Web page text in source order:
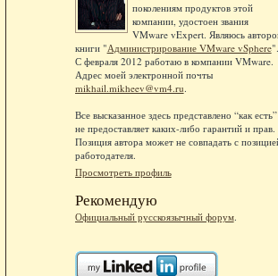
поколениям продуктов этой
компании, удостоен звания
VMware vExpert. Являюсь
книги "Администрирование VMware vSphere".
С февраля 2012 работаю в компании VMware.
Адрес моей электронной почты
mikhail.mikheev@vm4.ru.
Все высказанное здесь представлено “как
не предоставляет каких-либо гарантий и прав.
Позиция автора может не совпадать с
работодателя.
Просмотреть профиль
Рекомендую
Официальный русскоязычный форум.